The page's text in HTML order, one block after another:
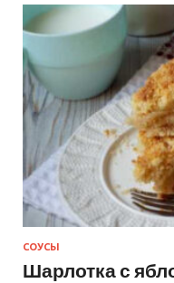
СОУСЫ
Шарлотка с